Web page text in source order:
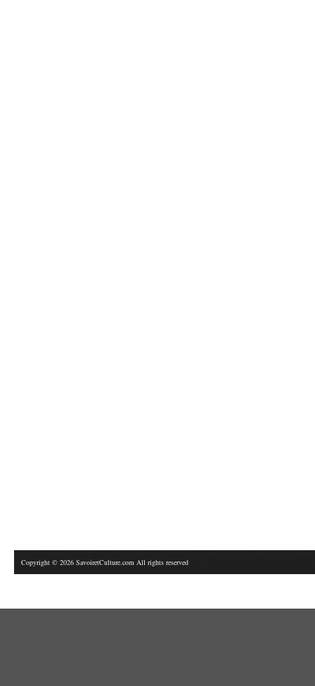
Copyright © 2026 SavoiretCulture.com All rights reserved